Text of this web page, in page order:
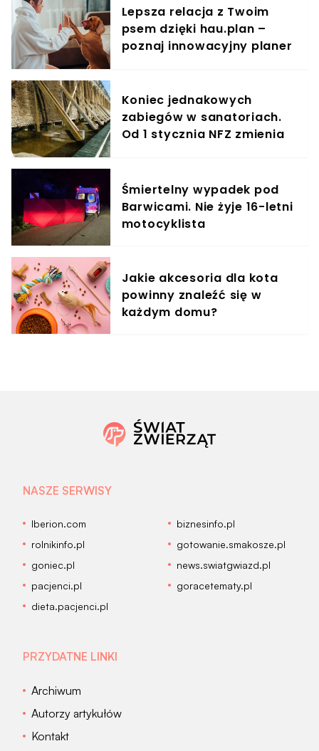
Lepsza relacja z Twoim
psem dzięki hau.plan –
poznaj innowacyjny planer
Koniec jednakowych
zabiegów w sanatoriach.
Od 1 stycznia NFZ zmienia
Śmiertelny wypadek pod
Barwicami. Nie żyje 16-letni
motocyklista
Jakie akcesoria dla kota
powinny znaleźć się w
każdym domu?
NASZE SERWISY
Iberion.com
biznesinfo.pl
rolnikinfo.pl
gotowanie.smakosze.pl
goniec.pl
news.swiatgwiazd.pl
pacjenci.pl
goracetematy.pl
dieta.pacjenci.pl
PRZYDATNE LINKI
Archiwum
Autorzy artykułów
Kontakt